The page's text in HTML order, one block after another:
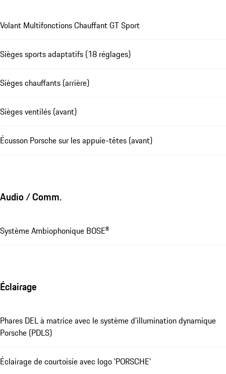
Volant Multifonctions Chauffant GT Sport
Sièges sports adaptatifs (18 réglages)
Sièges chauffants (arrière)
Sièges ventilés (avant)
Écusson Porsche sur les appuie-têtes (avant)
Audio / Comm.
Système Ambiophonique BOSE®
Éclairage
Phares DEL à matrice avec le système d'illumination dynamique
Porsche (PDLS)
Éclairage de courtoisie avec logo 'PORSCHE'